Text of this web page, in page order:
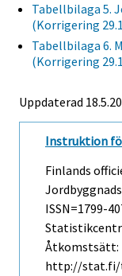
Tabellbilaga 5.
(Korrigering
Tabellbilaga 6.
(Korrigering
Uppdaterad
Instruktion
Finlands
ISSN=1799-
Åtkomstsätt:
http://stat.fi/